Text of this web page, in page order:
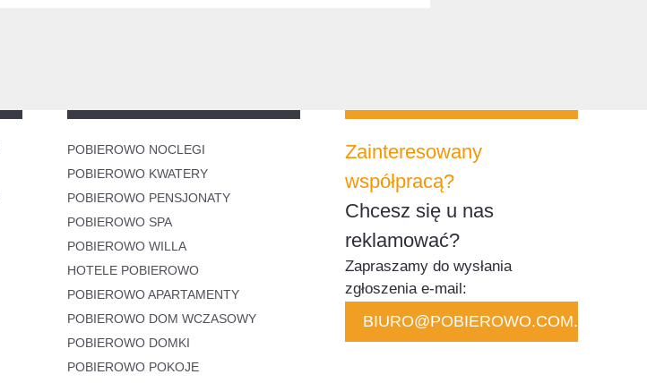
POBIEROWO NOCLEGI
POBIEROWO KWATERY
POBIEROWO PENSJONATY
POBIEROWO SPA
POBIEROWO WILLA
HOTELE POBIEROWO
POBIEROWO APARTAMENTY
POBIEROWO DOM WCZASOWY
POBIEROWO DOMKI
POBIEROWO POKOJE
Zainteresowany
współpracą?
Chcesz się u nas
reklamować?
Zapraszamy do wysłania
zgłoszenia e-mail:
BIURO@POBIEROWO.COM.PL